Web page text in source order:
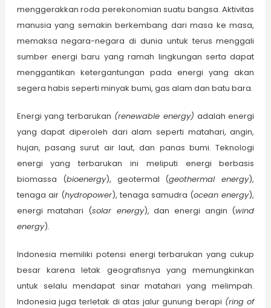
menggerakkan roda perekonomian suatu bangsa. Aktivitas
manusia yang semakin berkembang dari masa ke masa,
memaksa negara-negara di dunia untuk terus menggali
sumber energi baru yang ramah lingkungan serta dapat
menggantikan ketergantungan pada energi yang akan
segera habis seperti minyak bumi, gas alam dan batu bara.
Energi yang terbarukan (renewable energy) adalah energi
yang dapat diperoleh dari alam seperti matahari, angin,
hujan, pasang surut air laut, dan panas bumi. Teknologi
energi yang terbarukan ini meliputi energi berbasis
biomassa (bioenergy), geotermal (geothermal energy),
tenaga air (hydropower), tenaga samudra (ocean energy),
energi matahari (solar energy), dan energi angin (wind
energy).
Indonesia memiliki potensi energi terbarukan yang cukup
besar karena letak geografisnya yang memungkinkan
untuk selalu mendapat sinar matahari yang melimpah.
Indonesia juga terletak di atas jalur gunung berapi (ring of